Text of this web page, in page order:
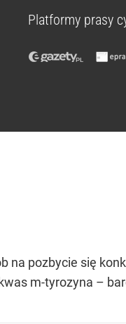
Platformy prasy
pozbycie się
m-tyrozyna –